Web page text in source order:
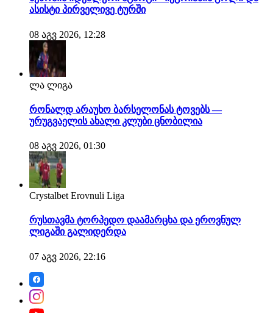
ასისტი პირველივე ტურში
08 აგვ 2026, 12:28
ლა ლიგა
რონალდ არაუხო ბარსელონას ტოვებს —
ურუგვაელის ახალი კლუბი ცნობილია
08 აგვ 2026, 01:30
Crystalbet Erovnuli Liga
რუსთავმა ტორპედო დაამარცხა და ეროვნულ
ლიგაში გალიდერდა
07 აგვ 2026, 22:16